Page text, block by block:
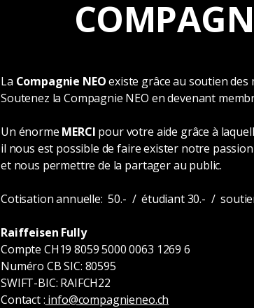
La Compagnie NEOexiste grâce au soutien des
Soutenez la Compagnie NEO en devenant
Un énorme MERCI pour votre aide grâce à
il nous est possible de faire exister notre passion
et nous permettre de la partager au public.
Cotisation annuelle: 50.- / étudiant 30.- /
Raiffeisen Fully
Compte CH19 8059 5000 0063 1269 6
Numéro CB SIC: 80595
SWIFT-BIC: RAIFCH22
Contact : info@compagnieneo.ch